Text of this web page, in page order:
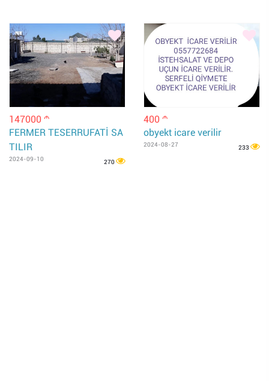
147000 m
FERMER TESERRUFATİ SA
TILIR
2024-09-10 270
400 m
obyekt icare verilir
2024-08-27 233